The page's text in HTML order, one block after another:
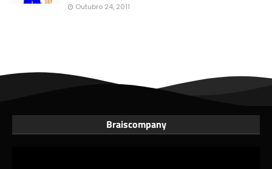
Outubro 24, 2011
Braiscompany